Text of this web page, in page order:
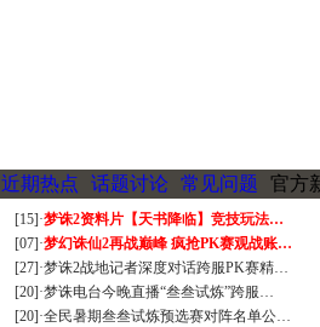
世界排名第一六技能宠物的打
宠物技能详细介绍文字版
教加入帮派可以学到的技能！
教你挑选出最有价值的宝宝
如何提高宝宝技能的领悟几率
排名第一的极品A宠打造及诞
6大门派装备及BB的选择
近期热点 话题讨论 常见问题 官方
[15]·梦诛2资料片【天书降临】竞技玩法…
[07]·梦幻诛仙2再战巅峰 疯抢PK赛观战账…
[27]·梦诛2战地记者深度对话跨服PK赛精…
[20]·梦诛电台今晚直播“叁叁试炼”跨服…
[20]·全民暑期叁叁试炼预选赛对阵名单公…